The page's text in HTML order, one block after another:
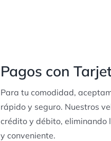
Pagos con
Para tu comodidad,
rápido y seguro. Nuestros
crédito y débito, eliminando
y conveniente.